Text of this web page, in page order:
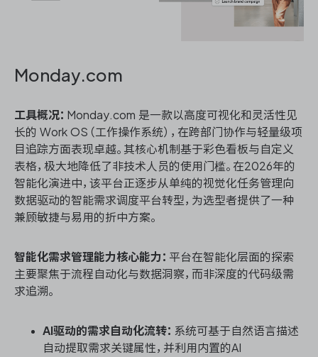
Monday.com
工具概况： Monday.com 是一款以高度可视化和灵活性见
长的 Work OS（工作操作系统），在跨部门协作与轻量级项
目追踪方面表现卓越。其核心机制基于彩色看板与自定义
表格，极大地降低了非技术人员的使用门槛。在2026年的
智能化演进中，该平台正逐步从单纯的视觉化任务管理向
数据驱动的智能需求调度平台转型，为选型者提供了一种
兼顾敏捷与易用的折中方案。
智能化需求管理能力核心能力： 平台在智能化层面的探索
主要聚焦于流程自动化与数据洞察，而非深度的代码级需
求追溯。
AI驱动的需求自动化流转： 系统可基于自然语言描述
自动提取需求关键属性，并利用内置的AI